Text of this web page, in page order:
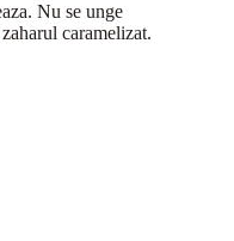
Nu se unge
caramelizat.